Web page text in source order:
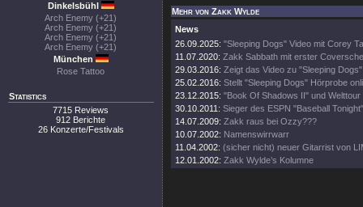
Dinkelsbühl
Arch Enemy (+21)
Arch Enemy (+21)
Arch Enemy (+21)
Arch Enemy (+21)
München
Rose Tattoo
Statistics
7715 Reviews
912 Berichte
26 Konzerte/Festivals
Mehr von Zakk Wylde
News
26.09.2025: "Sleeping Dogs" Video mit Corey
11.07.2020: Zakk Sabbath mit erster
29.03.2016: Zeigt das Video zu "Sleeping
25.02.2016: Stellt "Sleeping Dogs" Hörprobe
23.12.2015: "Book Of Shadows II" und Welttour
30.10.2011: Sieger des ESPN "Baseball
14.07.2009: Zakk raus bei Ozzy???
10.07.2002: Namenswirrwarr
11.04.2002: (sicher nicht) neuer Gitarrist von
12.01.2002: Zakk Wylde’s Kolumne